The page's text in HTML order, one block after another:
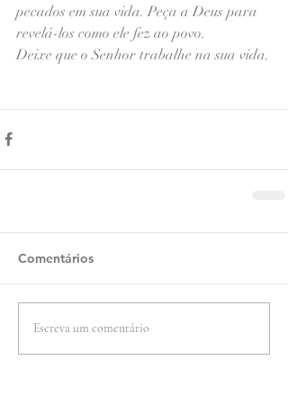
pecados em sua vida. Peça a Deus para
revelá-los como ele fez ao povo.
Deixe que o Senhor trabalhe na sua vida.
Comentários
Escreva um comentário